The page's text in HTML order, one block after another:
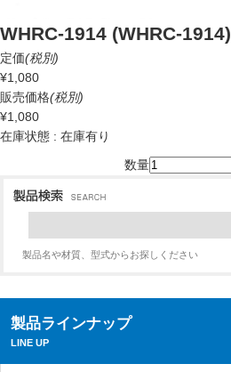
WHRC-1914 (WHRC-1914)
定価(税別)
¥1,080
販売価格(税別)
¥1,080
在庫状態 : 在庫有り
数量
製品名や材質、型式からお探しください
製品ラインナップ
LINE UP